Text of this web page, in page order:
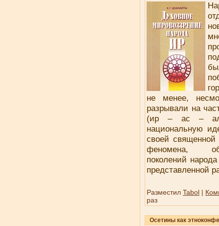
не менее,
разрывали на
(ир – ас –
национальную
своей
феномена,
поколений
представленной
Разместил Tabol |
раз
Осетины как